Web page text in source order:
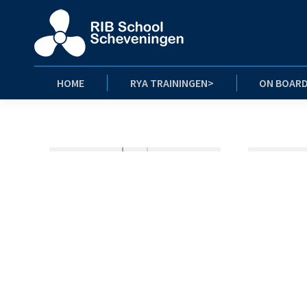
HOME RYA TRAININGEN> ON BOARD